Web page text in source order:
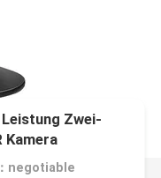
Zwei-
Kamera
negotiable